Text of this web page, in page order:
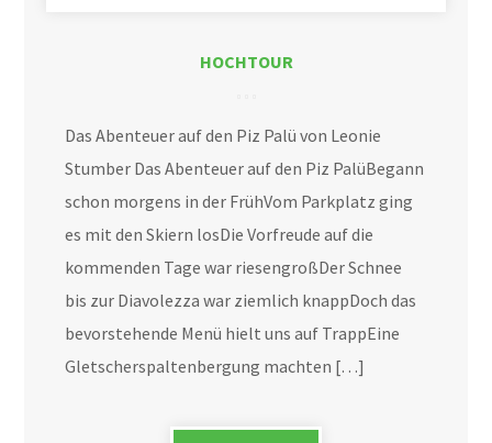
HOCHTOUR
Das Abenteuer auf den Piz Palü von Leonie
Stumber Das Abenteuer auf den Piz PalüBegann
schon morgens in der FrühVom Parkplatz ging
es mit den Skiern losDie Vorfreude auf die
kommenden Tage war riesengroßDer Schnee
bis zur Diavolezza war ziemlich knappDoch das
bevorstehende Menü hielt uns auf TrappEine
Gletscherspaltenbergung machten […]